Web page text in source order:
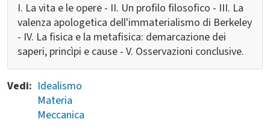
I. La vita e le opere - II. Un profilo filosofico - III. La
valenza apologetica dell'immaterialismo di Berkeley
- IV. La fisica e la metafisica: demarcazione dei
saperi, princìpi e cause - V. Osservazioni conclusive.
Vedi
Idealismo
Materia
Meccanica